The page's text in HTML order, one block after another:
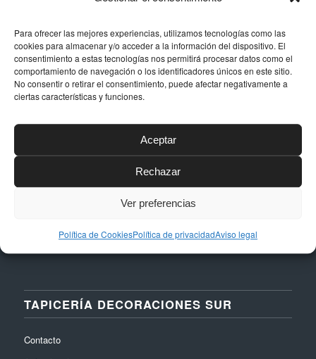
Para ofrecer las mejores experiencias, utilizamos tecnologías como las
cookies para almacenar y/o acceder a la información del dispositivo. El
consentimiento a estas tecnologías nos permitirá procesar datos como el
comportamiento de navegación o los identificadores únicos en este sitio.
No consentir o retirar el consentimiento, puede afectar negativamente a
ciertas características y funciones.
Aceptar
Rechazar
Ver preferencias
Política de CookiesPolítica de privacidadAviso legal
DATOS DE CONTACTO
Dirección
Calle Níquel, 24, Polígono La Albarizas,
29603, Marbella (Málaga)
Teléfono
952 861 712 – 661 287 012
TAPICERÍA DECORACIONES SUR
Contacto